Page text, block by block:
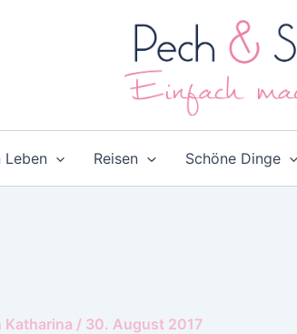
Leben Reisen Schöne Dinge
Katharina / 30. August 2017